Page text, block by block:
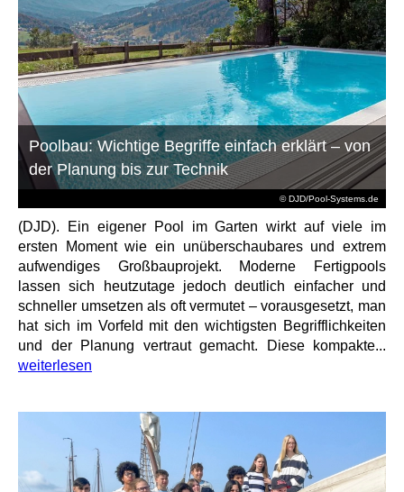
© DJD/Pool-Systems.de
Poolbau: Wichtige Begriffe einfach erklärt – von
der Planung bis zur Technik
(DJD). Ein eigener Pool im Garten wirkt auf viele im
ersten Moment wie ein unüberschaubares und extrem
aufwendiges Großbauprojekt. Moderne Fertigpools
lassen sich heutzutage jedoch deutlich einfacher und
schneller umsetzen als oft vermutet – vorausgesetzt, man
hat sich im Vorfeld mit den wichtigsten Begrifflichkeiten
und der Planung vertraut gemacht. Diese kompakte...
weiterlesen